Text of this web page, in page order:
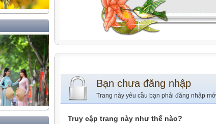
Bạn chưa đăng nhập
Trang này yêu cầu bạn phải đăng nhập
Truy cập trang này như thế nào?